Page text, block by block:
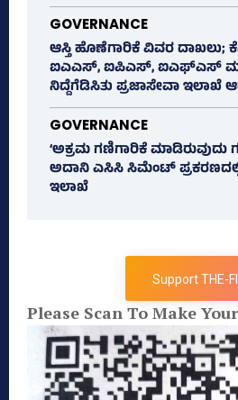
GOVERNANCE
ಆಸ್ತಿ ಹೊಣೆಗಾರಿಕೆ ವಿವರ
ಐಎಎಸ್‌, ಐಪಿಎಸ್‌, ಐಎಫ್‌ಎಸ್‌
ನಿದ್ದೆಗೆಡಿಸಿತು ಪ್ರಜಾಸೇವಾ ಇಲಾಖೆ
GOVERNANCE
‘ಅಕ್ರಮ ಗಣಿಗಾರಿಕೆ ಮಾಡಿರುವುದು
ಅದಾನಿ ಎಸಿಸಿ ಸಿಮೆಂಟ್
ಇಲಾಖೆ
Support THE-
Please Scan To Make